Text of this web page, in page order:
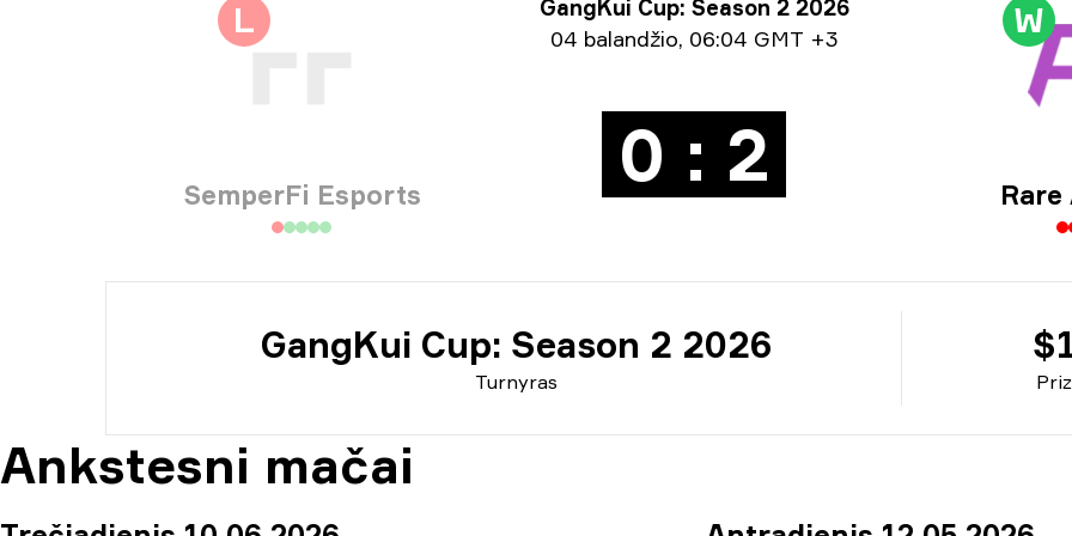
Turnyro informacija
GangKui Cup: Season 2 2026
Informacija apie datą
04 balandžio, 06:04 GMT +3
L
SemperFi Esports 0 : 2
W
Rare
Turnyras
GangKui Cup: Season 2 2026
Ankstesni mačai